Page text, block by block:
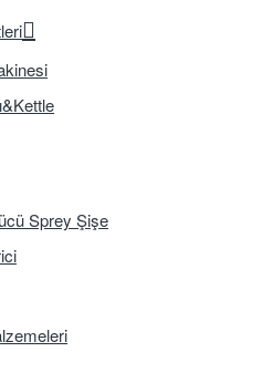
Sprey Şişe